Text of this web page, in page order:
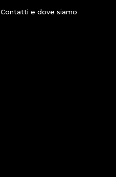
Contatti e dove siamo